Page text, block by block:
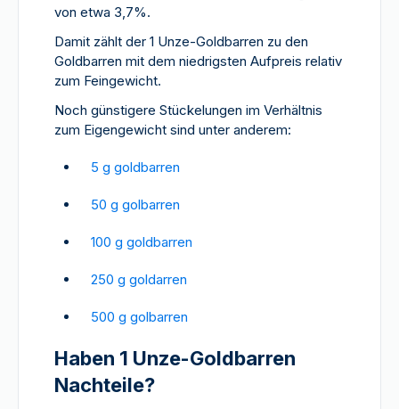
von etwa 3,7%.
Damit zählt der 1 Unze-Goldbarren zu den
Goldbarren mit dem niedrigsten Aufpreis relativ
zum Feingewicht.
Noch günstigere Stückelungen im Verhältnis
zum Eigengewicht sind unter anderem:
5 g goldbarren
50 g golbarren
100 g goldbarren
250 g goldarren
500 g golbarren
Haben 1 Unze-Goldbarren
Nachteile?